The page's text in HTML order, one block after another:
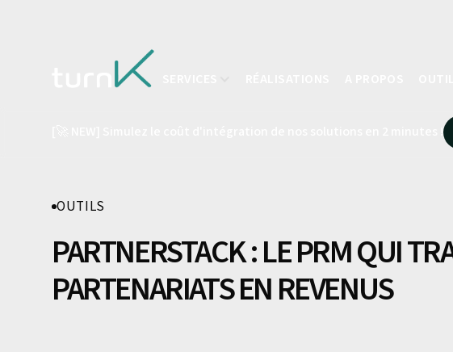
OUTILS
PARTNERSTACK : LE PRM QUI
PARTENARIATS EN REVENUS